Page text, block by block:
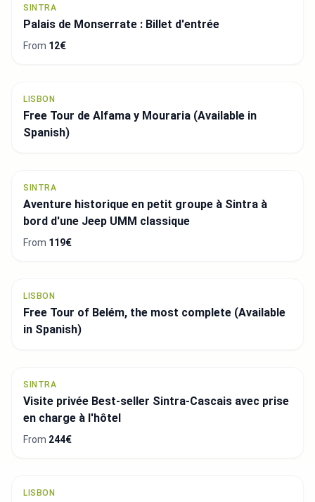
SINTRA
Palais de Monserrate : Billet d'entrée
From 12€
LISBON
Free Tour de Alfama y Mouraria (Available in
Spanish)
SINTRA
Aventure historique en petit groupe à Sintra à
bord d'une Jeep UMM classique
From 119€
LISBON
Free Tour of Belém, the most complete (Available
in Spanish)
SINTRA
Visite privée Best-seller Sintra-Cascais avec prise
en charge à l'hôtel
From 244€
LISBON